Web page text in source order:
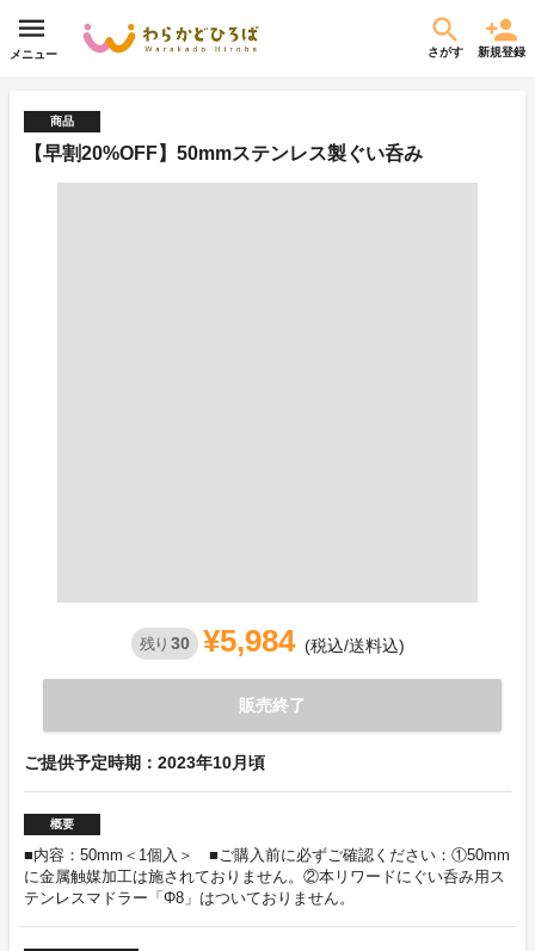
メニュー さがす 新規登録
商品
【早割20%OFF】50mmステンレス製ぐい呑み
残り 30 ¥5,984 (税込/送料込)
販売終了
ご提供予定時期：2023年10月頃
概要
■内容：50mm＜1個入＞ ■ご購入前に必ずご確認ください：①50mm
に金属触媒加工は施されておりません。②本リワードにぐい呑み用ス
テンレスマドラー「Φ8」はついておりません。